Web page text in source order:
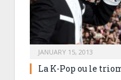
JANUARY 15, 2013
La K-Pop ou le